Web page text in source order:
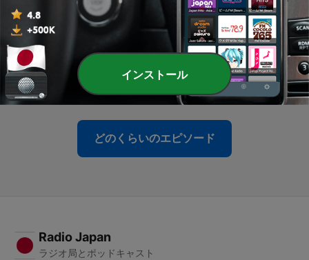
68 - vol.067：アーサー・コナン・ドイルの生涯：シャー
ロック以上の存在
12 7月 2026
67 - vol.066：アイルトン・セナ：完璧さの代償
08 7月 2026
どのくらいのエピソード
Radio Japan
ラジオ局とポッドキャスト
インストール